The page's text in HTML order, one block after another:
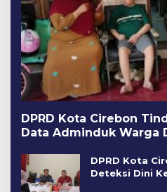
DPRD Kota Cirebon
Data Adminduk Warga
DPRD Kota
Deteksi Dini